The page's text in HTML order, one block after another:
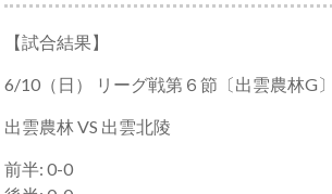
【試合結果】
6/10（日） リーグ戦第６節〔出雲農林G〕
出雲農林 VS 出雲北陵
前半: 0-0